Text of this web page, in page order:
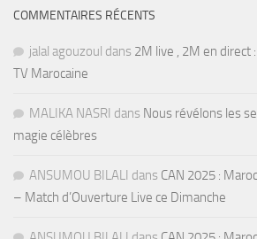
COMMENTAIRES RÉCENTS
jalal agouzoul dans 2M live , 2M en direct
TV Marocaine
MALIKA NASRI dans Nous révélons les
magie célèbres
ANSUMOU BILALI dans CAN 2025 :
– Match d’Ouverture Live ce Dimanche